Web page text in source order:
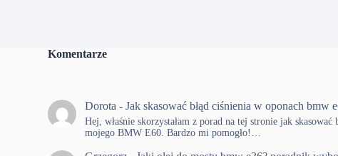
Komentarze
Dorota -Jak skasować błąd ciśnienia w oponach bmw
Hej, właśnie skorzystałam z porad na tej stronie jak skasować
mojego BMW E60. Bardzo mi pomogło!…